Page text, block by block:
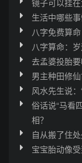
生活中哪些
八字免费算
八字算命：
去孟婆投胎
男主种田修
风水先生说
俗话说“马看
相？
自从搬了住
宝宝胎动像